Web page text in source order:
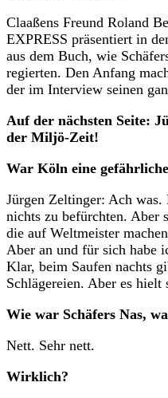
Claaßens Freund Roland
EXPRESS präsentiert in
aus dem Buch, wie
regierten. Den Anfang
der im Interview seinen
Auf der nächsten Seite:
der Miljö-Zeit!
War Köln eine
Jürgen Zeltinger: Ach was.
nichts zu befürchten. Aber
die auf Weltmeister
Aber an und für sich habe
Klar, beim Saufen nachts
Schlägereien. Aber es
Wie war Schäfers Nas,
Nett. Sehr nett.
Wirklich?